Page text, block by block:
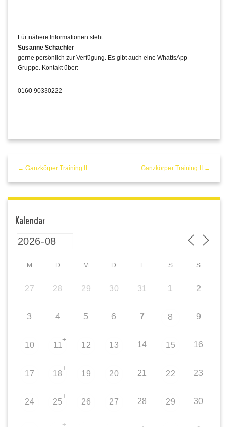
Für nähere Informationen steht
Susanne Schachler
gerne persönlich zur Verfügung. Es gibt auch eine WhattsApp
Gruppe. Kontakt über:
0160 90330222
← Ganzkörper Training II Ganzkörper Training II →
Kalendar
M D M D F S S
27 28 29 30 31 1 2
3 4 5 6 7 8 9
10 11
+
12 13 14 15 16
17 18
+
19 20 21 22 23
24 25
+
26 27 28 29 30
+